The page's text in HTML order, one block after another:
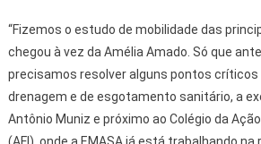
“Fizemos o estudo de mobilidade das
chegou à vez da Amélia Amado. Só que
precisamos resolver alguns pontos críticos
drenagem e de esgotamento sanitário, a
Antônio Muniz e próximo ao Colégio da